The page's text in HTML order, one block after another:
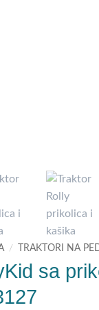
/ TRAKTORI NA
sa